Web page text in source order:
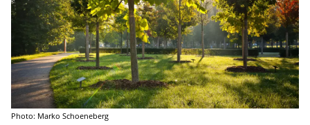
Photo: Marko Schoeneberg